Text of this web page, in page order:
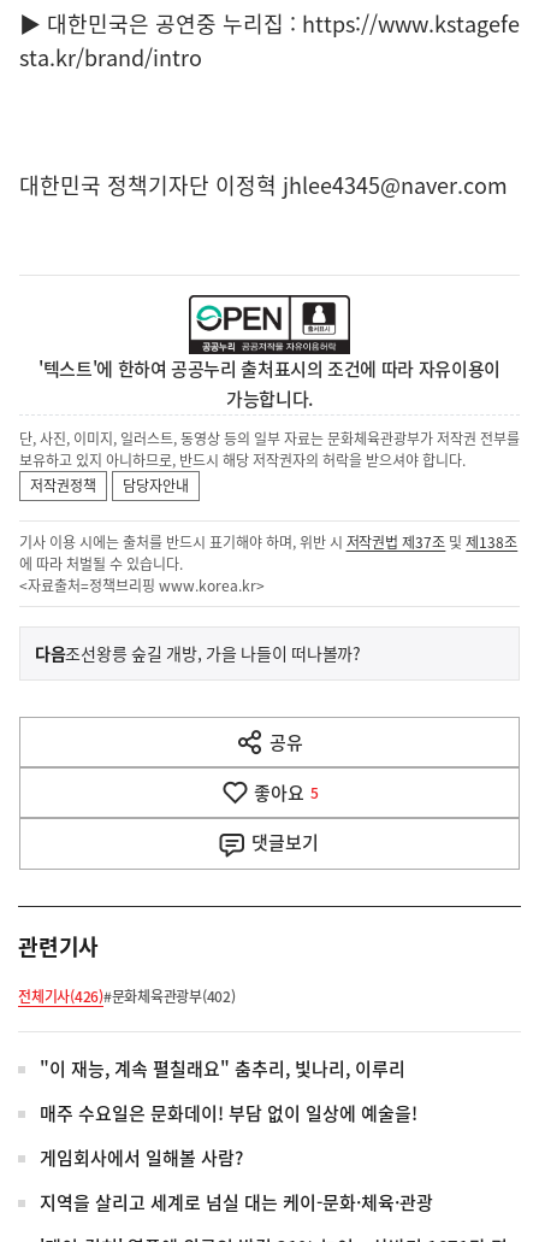
▶ 대한민국은 공연중 누리집 : https://www.kstagefe
sta.kr/brand/intro
대한민국 정책기자단 이정혁 jhlee4345@naver.com
'텍스트'에 한하여 공공누리 출처표시의 조건에 따라 자유이용이
가능합니다.
단, 사진, 이미지, 일러스트, 동영상 등의 일부 자료는 문화체육관광부가 저작권 전부를
보유하고 있지 아니하므로, 반드시 해당 저작권자의 허락을 받으셔야 합니다.
저작권정책
담당자안내
기사 이용 시에는 출처를 반드시 표기해야 하며, 위반 시 저작권법 제37조 및제138조
에 따라 처벌될 수 있습니다.
<자료출처=정책브리핑 www.korea.kr>
이
전
다
음
다음기
사
조선왕릉 숲길 개방, 가을 나들이 떠나볼까?
공유
열
기
좋아요 5
댓글보기
관련기사
전체기사(426)#문화체육관광부(402)
"이 재능, 계속 펼칠래요" 춤추리, 빛나리, 이루리
매주 수요일은 문화데이! 부담 없이 일상에 예술을!
게임회사에서 일해볼 사람?
지역을 살리고 세계로 넘실 대는 케이-문화·체육·관광